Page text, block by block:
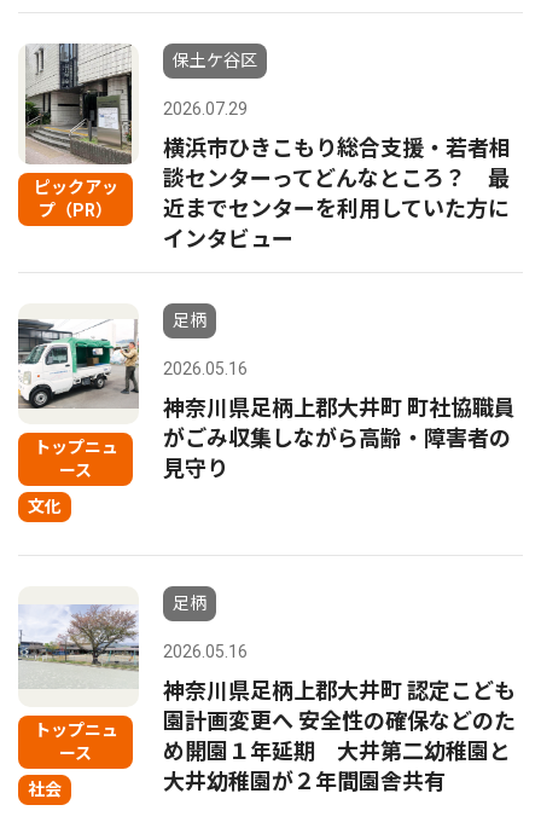
ピックアッ
プ（PR）
保土ケ谷区
2026.07.29
横浜市ひきこもり総合支援・若者相
談センターってどんなところ？ 最
近までセンターを利用していた方に
インタビュー
トップニュ
ース
文化
足柄
2026.05.16
神奈川県足柄上郡大井町 町社協職員
がごみ収集しながら高齢・障害者の
見守り
トップニュ
ース
社会
足柄
2026.05.16
神奈川県足柄上郡大井町 認定こども
園計画変更へ 安全性の確保などのた
め開園１年延期 大井第二幼稚園と
大井幼稚園が２年間園舎共有